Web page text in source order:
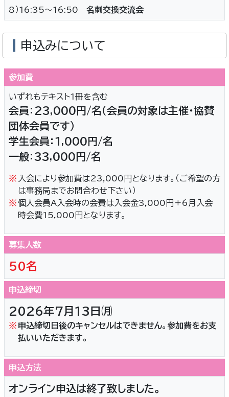
8）16:35～16:50 名刺交換交流会
申込みについて
参加費
いずれもテキスト1冊を含む
会員：23,000円/名（会員の対象は主催・協賛
団体会員です）
学生会員：1,000円/名
一般：33,000円/名
※ 入会により参加費は23,000円となります。（ご希望の方
は事務局までお問合わせ下さい）
※個人会員A入会時の会費は入会金3,000円＋6月入会
時会費15,000円となります。
募集人数
50名
申込締切
2026年7月13日㈪
※ 申込締切日後のキャンセルはできません。参加費をお支
払いいただきます。
申込方法
オンライン申込は終了致しました。